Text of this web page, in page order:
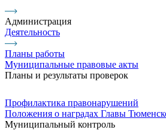
Администрация
Деятельность
Планы работы
Муниципальные правовые акты
Планы и результаты проверок
Профилактика правонарушений
Положения о наградах Главы
Муниципальный контроль